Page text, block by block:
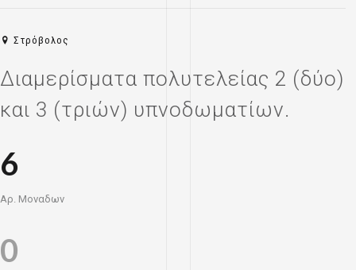
Στρόβολος
Διαμερίσματα πολυτελείας 2 (δύο)
και 3 (τριών) υπνοδωματίων.
6
Αρ. Μοναδων
0